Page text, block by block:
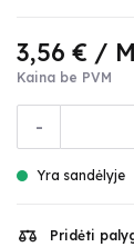
3,56 € / M
Kaina be PVM
-
Yra sandėlyje
Pridėti